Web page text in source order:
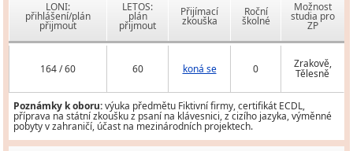
LONI:
přihlášení/plán
přijmout
LETOS:
plán
přijmout
Přijímací
zkouška
Roční
školné
Možnost
studia pro
ZP
164 / 60 60 koná se 0 Zrakově,
Tělesně
Poznámky k oboru:výuka předmětu Fiktivní firmy, certifikát ECDL,
příprava na státní zkoušku z psaní na klávesnici, z cizího jazyka, výměnné
pobyty v zahraničí, účast na mezinárodních projektech.